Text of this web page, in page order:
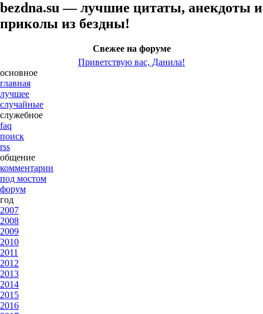
bezdna.su — лучшие цитаты, анекдоты и
приколы из бездны!
Свежее на форуме
Приветствую вас, Данила!
основное
главная
лучшее
случайные
служебное
faq
поиск
rss
общение
комментарии
под мостом
форум
год
2007
2008
2009
2010
2011
2012
2013
2014
2015
2016